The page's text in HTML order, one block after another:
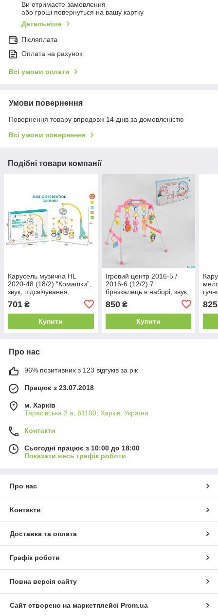
Ви отримаєте замовлення
або гроші повернуться на вашу картку
Детальніше
Післяплата
Оплата на рахунок
Всі умови оплати
Умови повернення
Повернення товару впродовж 14 днів за домовленістю
Всі умови повернення
Подібні товари компанії
Карусель музична HL
2020-48 (18/2) “Комашки”,
звук, підсвічування,
брязкалець, прорізувач, в
коробці
701 ₴
Купити
Ігровий центр 2016-5 /
2016-6 (12/2) 7
брязкалець в наборі, звук,
850₴
Купити
на
825
Про нас
96% позитивних з 123 відгуків за рік
Працює з 23.07.2018
м. Харків
Тарасівська 2 а, 61100, Харків, Україна
Контакти
Сьогодні працює з 10:00 до 18:00
Показати весь графік роботи
Про нас
Контакти
Доставка та оплата
Графік роботи
Повна версія сайту
Сайт створено на маркетплейсі Prom.ua